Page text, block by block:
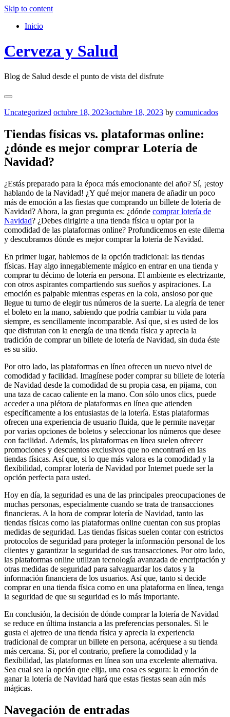
Skip to content
Inicio
Cerveza y Salud
Blog de Salud desde el punto de vista del disfrute
Uncategorized octubre 18, 2023octubre 18, 2023 by comunicados
Tiendas físicas vs. plataformas online:
¿dónde es mejor comprar Lotería de
Navidad?
¿Estás preparado para la época más emocionante del año? Sí, ¡estoy
hablando de la Navidad! ¿Y qué mejor manera de añadir un poco
más de emoción a las fiestas que comprando un billete de lotería de
Navidad? Ahora, la gran pregunta es: ¿dónde comprar lotería de
Navidad? ¿Debes dirigirte a una tienda física u optar por la
comodidad de las plataformas online? Profundicemos en este dilema
y descubramos dónde es mejor comprar la lotería de Navidad.
En primer lugar, hablemos de la opción tradicional: las tiendas
físicas. Hay algo innegablemente mágico en entrar en una tienda y
comprar tu décimo de lotería en persona. El ambiente es electrizante,
con otros aspirantes compartiendo sus sueños y aspiraciones. La
emoción es palpable mientras esperas en la cola, ansioso por que
llegue tu turno de elegir tus números de la suerte. La alegría de tener
el boleto en la mano, sabiendo que podría cambiar tu vida para
siempre, es sencillamente incomparable. Así que, si es usted de los
que disfrutan con la energía de una tienda física y aprecia la
tradición de comprar un billete de lotería de Navidad, sin duda éste
es su sitio.
Por otro lado, las plataformas en línea ofrecen un nuevo nivel de
comodidad y facilidad. Imagínese poder comprar su billete de lotería
de Navidad desde la comodidad de su propia casa, en pijama, con
una taza de cacao caliente en la mano. Con sólo unos clics, puede
acceder a una plétora de plataformas en línea que atienden
específicamente a los entusiastas de la lotería. Estas plataformas
ofrecen una experiencia de usuario fluida, que le permite navegar
por varias opciones de boletos y seleccionar los números que desee
con facilidad. Además, las plataformas en línea suelen ofrecer
promociones y descuentos exclusivos que no encontrará en las
tiendas físicas. Así que, si lo que más valora es la comodidad y la
flexibilidad, comprar lotería de Navidad por Internet puede ser la
opción perfecta para usted.
Hoy en día, la seguridad es una de las principales preocupaciones de
muchas personas, especialmente cuando se trata de transacciones
financieras. A la hora de comprar lotería de Navidad, tanto las
tiendas físicas como las plataformas online cuentan con sus propias
medidas de seguridad. Las tiendas físicas suelen contar con estrictos
protocolos de seguridad para proteger la información personal de los
clientes y garantizar la seguridad de sus transacciones. Por otro lado,
las plataformas online utilizan tecnología avanzada de encriptación y
otras medidas de seguridad para salvaguardar los datos y la
información financiera de los usuarios. Así que, tanto si decide
comprar en una tienda física como en una plataforma en línea, tenga
la seguridad de que su seguridad es lo más importante.
En conclusión, la decisión de dónde comprar la lotería de Navidad
se reduce en última instancia a las preferencias personales. Si le
gusta el ajetreo de una tienda física y aprecia la experiencia
tradicional de comprar un billete en persona, acérquese a su tienda
más cercana. Si, por el contrario, prefiere la comodidad y la
flexibilidad, las plataformas en línea son una excelente alternativa.
Sea cual sea la opción que elija, una cosa es segura: la emoción de
ganar la lotería de Navidad hará que estas fiestas sean aún más
mágicas.
Navegación de entradas